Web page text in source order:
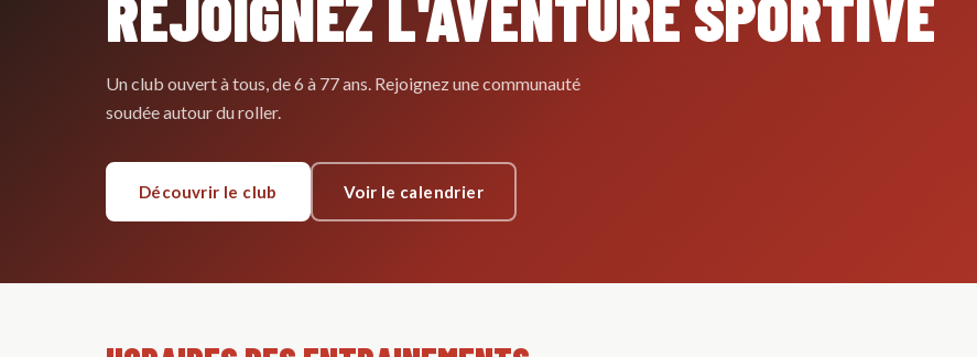
Un club ouvert à tous, de 6 à 77 ans. Rejoignez une communauté
soudée autour du roller.
Découvrir le club Voir le calendrier